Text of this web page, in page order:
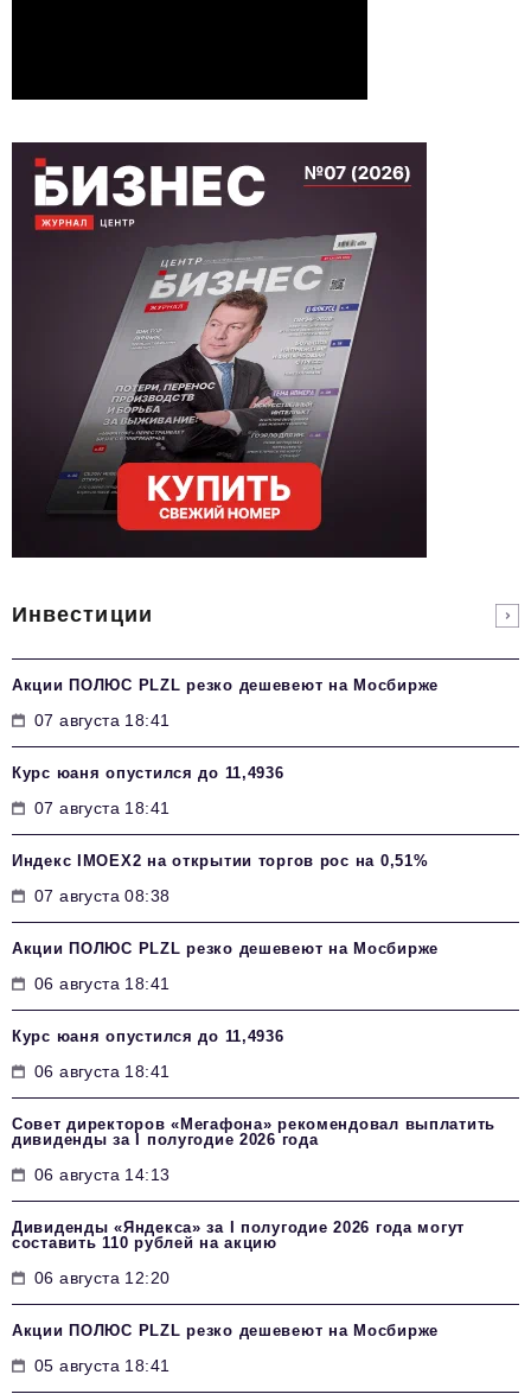
Инвестиции
Акции ПОЛЮС PLZL резко дешевеют на Мосбирже
07 августа 18:41
Курс юаня опустился до 11,4936
07 августа 18:41
Индекс IMOEX2 на открытии торгов рос на 0,51%
07 августа 08:38
Акции ПОЛЮС PLZL резко дешевеют на Мосбирже
06 августа 18:41
Курс юаня опустился до 11,4936
06 августа 18:41
Совет директоров «Мегафона» рекомендовал выплатить
дивиденды за I полугодие 2026 года
06 августа 14:13
Дивиденды «Яндекса» за I полугодие 2026 года могут
составить 110 рублей на акцию
06 августа 12:20
Акции ПОЛЮС PLZL резко дешевеют на Мосбирже
05 августа 18:41